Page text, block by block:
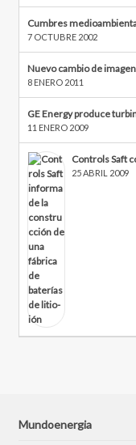
Cumbres
7 OCTUBRE 2002
Nuevo cambio de
8 ENERO 2011
GE Energy produce
11 ENERO 2009
Controls Saft
25 ABRIL 2009
Mundoenergia